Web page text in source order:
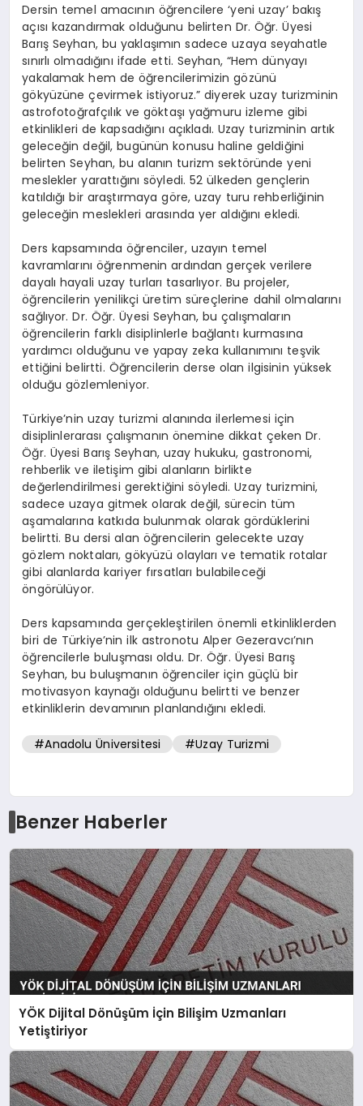
Dersin temel amacının öğrencilere ‘yeni uzay’ bakış
açısı kazandırmak olduğunu belirten Dr. Öğr. Üyesi
Barış Seyhan, bu yaklaşımın sadece uzaya seyahatle
sınırlı olmadığını ifade etti. Seyhan, “Hem dünyayı
yakalamak hem de öğrencilerimizin gözünü
gökyüzüne çevirmek istiyoruz.” diyerek uzay turizminin
astrofotoğrafçılık ve göktaşı yağmuru izleme gibi
etkinlikleri de kapsadığını açıkladı. Uzay turizminin artık
geleceğin değil, bugünün konusu haline geldiğini
belirten Seyhan, bu alanın turizm sektöründe yeni
meslekler yarattığını söyledi. 52 ülkeden gençlerin
katıldığı bir araştırmaya göre, uzay turu rehberliğinin
geleceğin meslekleri arasında yer aldığını ekledi.
Ders kapsamında öğrenciler, uzayın temel
kavramlarını öğrenmenin ardından gerçek verilere
dayalı hayali uzay turları tasarlıyor. Bu projeler,
öğrencilerin yenilikçi üretim süreçlerine dahil olmalarını
sağlıyor. Dr. Öğr. Üyesi Seyhan, bu çalışmaların
öğrencilerin farklı disiplinlerle bağlantı kurmasına
yardımcı olduğunu ve yapay zeka kullanımını teşvik
ettiğini belirtti. Öğrencilerin derse olan ilgisinin yüksek
olduğu gözlemleniyor.
Türkiye’nin uzay turizmi alanında ilerlemesi için
disiplinlerarası çalışmanın önemine dikkat çeken Dr.
Öğr. Üyesi Barış Seyhan, uzay hukuku, gastronomi,
rehberlik ve iletişim gibi alanların birlikte
değerlendirilmesi gerektiğini söyledi. Uzay turizmini,
sadece uzaya gitmek olarak değil, sürecin tüm
aşamalarına katkıda bulunmak olarak gördüklerini
belirtti. Bu dersi alan öğrencilerin gelecekte uzay
gözlem noktaları, gökyüzü olayları ve tematik rotalar
gibi alanlarda kariyer fırsatları bulabileceği
öngörülüyor.
Ders kapsamında gerçekleştirilen önemli etkinliklerden
biri de Türkiye’nin ilk astronotu Alper Gezeravcı’nın
öğrencilerle buluşması oldu. Dr. Öğr. Üyesi Barış
Seyhan, bu buluşmanın öğrenciler için güçlü bir
motivasyon kaynağı olduğunu belirtti ve benzer
etkinliklerin devamının planlandığını ekledi.
#Anadolu Üniversitesi #Uzay Turizmi
Benzer Haberler
YÖK Dijital Dönüşüm İçin Bilişim Uzmanları
Yetiştiriyor